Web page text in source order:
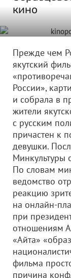
кино
Прежде чем
якутский
России»,
и собрала в
жители
с русским
причастен к
девушки.
Минкультуры
По словам
ведомство
реакцию
на онлайн-
при
отношениям
«Айта»
фильма
причина